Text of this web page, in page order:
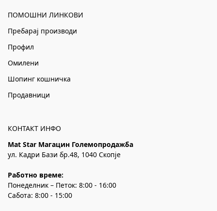
ПОМОШНИ ЛИНКОВИ
Пребарај производи
Профил
Омилени
Шопинг кошничка
Продавници
КОНТАКТ ИНФО
Mat Star Магацин Големопродажба
ул. Кадри Бази бр.48, 1040 Скопје
Работно време:
Понеделник – Петок: 8:00 - 16:00
Сабота: 8:00 - 15:00